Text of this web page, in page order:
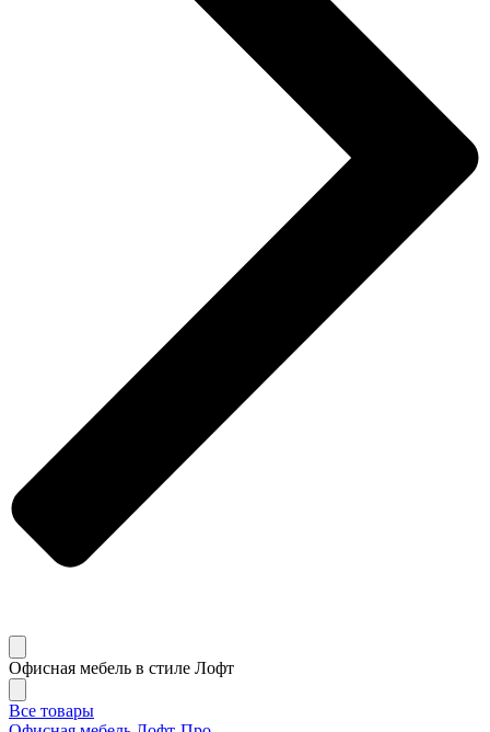
Офисная мебель в стиле Лофт
Все товары